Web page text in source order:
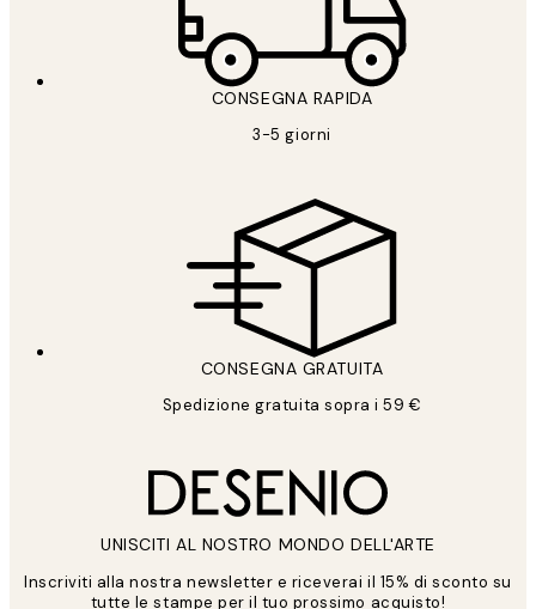
CONSEGNA RAPIDA
3-5 giorni
CONSEGNA GRATUITA
Spedizione gratuita sopra i 59 €
UNISCITI AL NOSTRO MONDO DELL'ARTE
Inscriviti alla nostra newsletter e riceverai il 15% di sconto su
tutte le stampe per il tuo prossimo acquisto!